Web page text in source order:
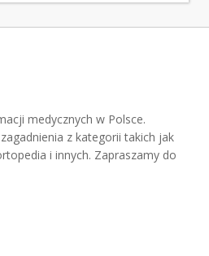
medycznych w Polsce.
z kategorii takich jak
i innych. Zapraszamy do